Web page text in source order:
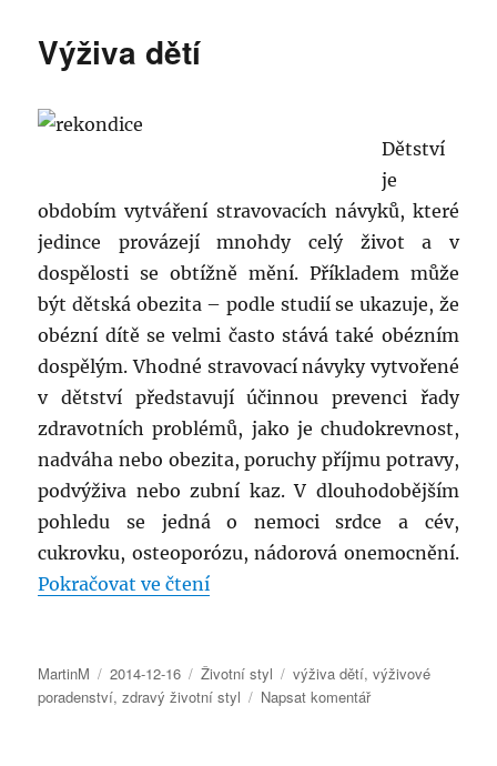
Hubněte
METODA
Výživa dětí
Dětství
je
obdobím vytváření stravovacích návyků, které
jedince provázejí mnohdy celý život a v
dospělosti se obtížně mění. Příkladem může
být dětská obezita – podle studií se ukazuje, že
obézní dítě se velmi často stává také obézním
dospělým. Vhodné stravovací návyky vytvořené
v dětství představují účinnou prevenci řady
zdravotních problémů, jako je chudokrevnost,
nadváha nebo obezita, poruchy příjmu potravy,
podvýživa nebo zubní kaz. V dlouhodobějším
pohledu se jedná o nemoci srdce a cév,
cukrovku, osteoporózu, nádorová onemocnění.
Pokračovat ve čtení„Výživa dětí“
Autor:
MartinM Publikováno:
2014-12-16 Rubriky:
Životní styl Štítky:
výživa dětí,výživové
poradenství,zdravý životní styl Napsat komentářpro